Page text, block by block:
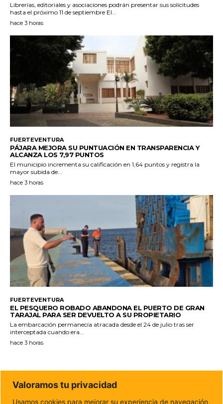
Librerías, editoriales y asociaciones podrán presentar sus solicitudes
hasta el próximo 11 de septiembre El...
hace 3 horas
FUERTEVENTURA
PÁJARA MEJORA SU PUNTUACIÓN EN TRANSPARENCIA Y
ALCANZA LOS 7,97 PUNTOS
El municipio incrementa su calificación en 1,64 puntos y registra la
mayor subida de...
hace 3 horas
FUERTEVENTURA
EL PESQUERO ROBADO ABANDONA EL PUERTO DE GRAN
TARAJAL PARA SER DEVUELTO A SU PROPIETARIO
La embarcación permanecía atracada desde el 24 de julio tras ser
interceptada cuando era...
hace 3 horas